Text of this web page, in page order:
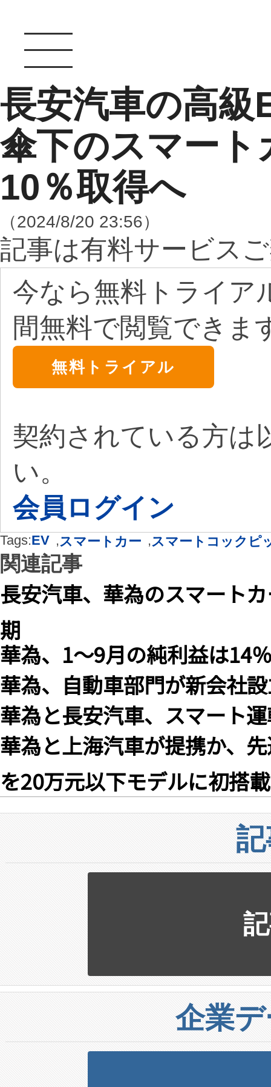
長安汽車の高級
傘下のスマート
10％取得へ
（2024/8/20 23:56）
記事は有料サービス
今なら無料トライア
間無料で閲覧できま
無料トライアル
契約されている方は
い。
会員ログイン
Tags:EV ,スマートカー ,スマートコックピ
関連記事
長安汽車、華為のスマート
期
華為、1～9月の純利益は14
華為、自動車部門が新会社
華為と長安汽車、スマート
華為と上海汽車が提携か、
を20万元以下モデルに初搭載
企業